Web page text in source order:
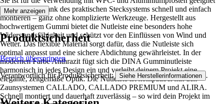
und lässt sich dank des praktischen Stecksystems schnell und einfach
montieren – ganz ohne komplizierte Werkzeuge. Hergestellt aus
hochwertigem Gummi bietet die Nutleiste eine besonders hohe
Widerstandsfähigkeit und schützt vor den Einflüssen von Wind und
Wetter. Das flexible Material sorgt dafür, dass die Nutleiste sich
optimal anpasst und eine sichere Abdichtung gewährleistet. In der
modernen Farbe Anthrazit fügt sich die DINA Gumminutleiste
harmonisch in jedes Design ein und verleiht deinem Projekt eine
elegante, zeitgemäße Optik. Die Nutleiste ist kompatibel mit den
Zaunsystemen CALLADO, CALLADO PREMIUM und ALIRA.
Schnell montiert und dauerhaft zuverlässig – so wird dein Projekt im
Mehr anzeigen
Produktsicherheit
Bereich überspringen
Verantwortlich für Produktsicherheit: Siehe Herstellerinformationen .